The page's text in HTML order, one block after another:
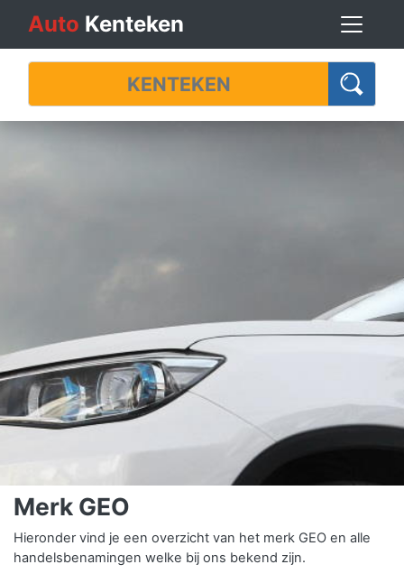
Auto Kenteken
Merk GEO
Hieronder vind je een overzicht van het merk GEO en alle
handelsbenamingen welke bij ons bekend zijn.